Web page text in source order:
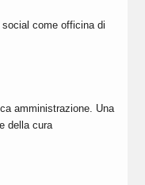
come officina di
amministrazione. Una
della cura